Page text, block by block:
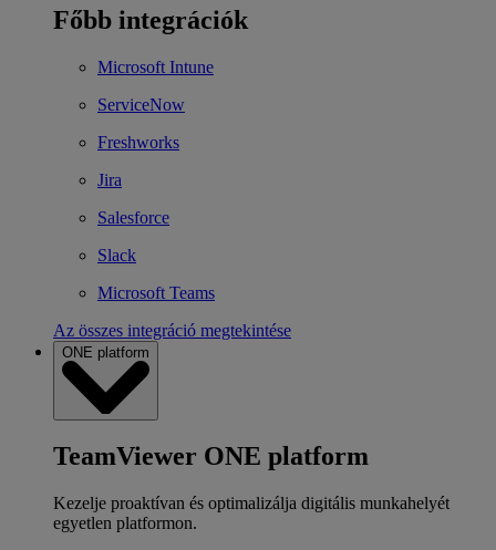
Főbb integrációk
Microsoft Intune
ServiceNow
Freshworks
Jira
Salesforce
Slack
Microsoft Teams
Az összes integráció megtekintése
ONE platform
TeamViewer ONE platform
Kezelje proaktívan és optimalizálja digitális munkahelyét
egyetlen platformon.